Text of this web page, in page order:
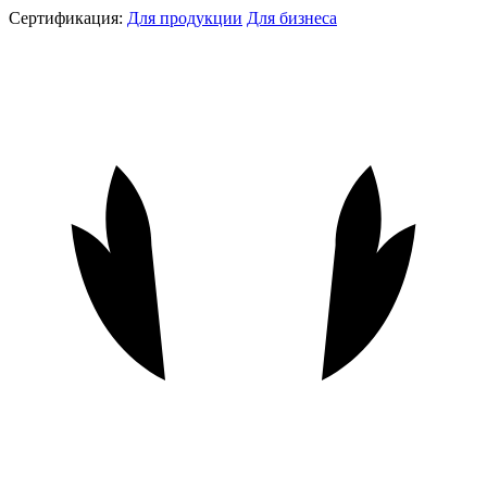
Сертификация: Для продукции Для бизнеса